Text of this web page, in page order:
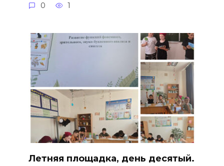
0 1
Летняя площадка, день десятый.